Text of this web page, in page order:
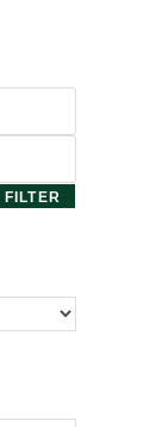
FILTER